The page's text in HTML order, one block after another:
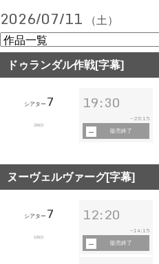
2026/07/11 （土）
ドゥランダル作戦[字幕]
シアター 7
206分
19:30
~ 23:15
販売終了
ヌーヴェルヴァーグ[字幕]
シアター 7
106分
12:20
~ 14:15
販売終了